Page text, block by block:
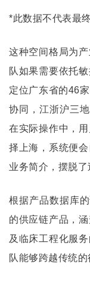
*此数据不代表最
这种空间格局为
队如果需要依托
定位广东省的46
协同，江浙沪三
在实际操作中，
择上海，系统便
业务简介，摆脱了
根据产品数据库
的供应链产品，
及临床工程化服
队能够跨越传统的